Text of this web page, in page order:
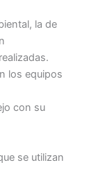
la de
los equipos
con su
se utilizan